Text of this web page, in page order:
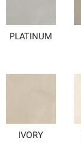
PLATINUM
IVORY